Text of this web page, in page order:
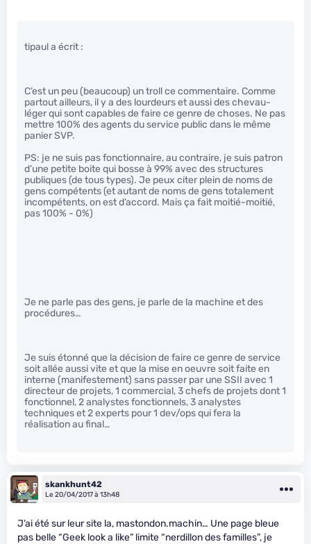
tipaul a écrit :
C’est un peu (beaucoup) un troll ce commentaire. Comme
partout ailleurs, il y a des lourdeurs et aussi des chevau-
léger qui sont capables de faire ce genre de choses. Ne pas
mettre 100% des agents du service public dans le même
panier SVP.
PS: je ne suis pas fonctionnaire, au contraire, je suis patron
d’une petite boite qui bosse à 99% avec des structures
publiques (de tous types). Je peux citer plein de noms de
gens compétents (et autant de noms de gens totalement
incompétents, on est d’accord. Mais ça fait moitié-moitié,
pas 100% - 0%)
Je ne parle pas des gens, je parle de la machine et des
procédures…
Je suis étonné que la décision de faire ce genre de service
soit allée aussi vite et que la mise en oeuvre soit faite en
interne (manifestement) sans passer par une SSII avec 1
directeur de projets, 1 commercial, 3 chefs de projets dont 1
fonctionnel, 2 analystes fonctionnels, 3 analystes
techniques et 2 experts pour 1 dev/ops qui fera la
réalisation au final…
skankhunt42
Le 20/04/2017 à 13h48
J’ai été sur leur site la, mastondon.machin… Une page bleue
pas belle “Geek look a like” limite “nerdillon des familles”, je